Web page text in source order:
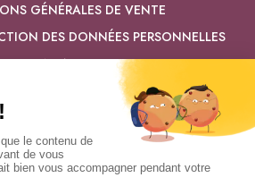
GÉNÉRALES DE VENTE
DES DONNÉES PERSONNELLES
CONTACT
PAIEMENT SÉCURISÉ
SUIVEZ-NOUS